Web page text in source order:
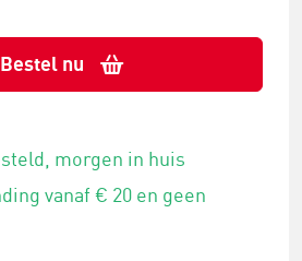
Bestel nu
morgen in huis
vanaf € 20 en geen